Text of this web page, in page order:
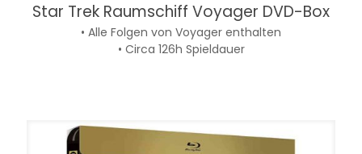
Star Trek Raumschiff Voyager DVD-Box
• Alle Folgen von Voyager enthalten
• Circa 126h Spieldauer